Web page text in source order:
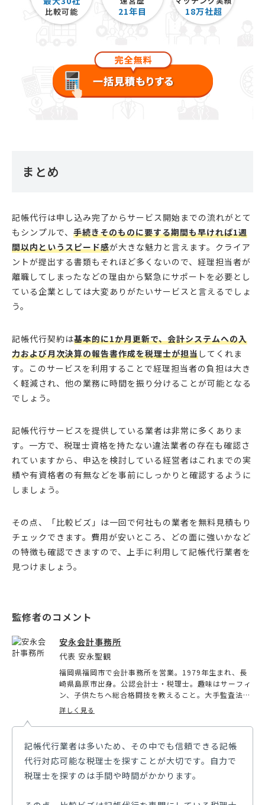
比較可能 21年目 18万社超
まとめ
記帳代行は申し込み完了からサービス開始までの流れがとて
もシンプルで、 手続きそのものに要する期間も早ければ1週
間以内というスピード感が大きな魅力と言えます。クライア
ントが提出する書類もそれほど多くないので、経理担当者が
離職してしまったなどの理由から緊急にサポートを必要とし
ている企業としては大変ありがたいサービスと言えるでしょ
う。
記帳代行契約は基本的に1か月更新で、会計システムへの入
力および月次決算の報告書作成を税理士が担当してくれま
す。このサービスを利用することで経理担当者の負担は大き
く軽減され、他の業務に時間を振り分けることが可能となる
でしょう。
記帳代行サービスを提供している業者は非常に多くありま
す。一方で、税理士資格を持たない違法業者の存在も確認さ
れていますから、申込を検討している経営者はこれまでの実
績や有資格者の有無などを事前にしっかりと確認するように
しましょう。
その点、「比較ビズ」は一回で何社もの業者を無料見積もり
チェックできます。費用が安いところ、どの面に強いかなど
の特徴も確認できますので、上手に利用して記帳代行業者を
見つけましょう。
安永会計事務所
代表 安永聖観
福岡県福岡市で会計事務所を営業。1979年生まれ、長
崎県島原市出身。公認会計士・税理士。趣味はサーフィ
ン、子供たちへ総合格闘技を教えること。大手監査法人
で上場企業の会計や金融機関の融資ノウハウを学び、大
現在はこれまで学んだノウハウを顧問先へ伝えている。
米国税理士資格を取得したこともあり、九州では数少な
い英語対応可能、国際税務にも強い税理士である。
詳しく見る
記帳代行業者は多いため、その中でも信頼できる記帳
代行対応可能な税理士を探すことが大切です。自力で
税理士を探すのは手間や時間がかかります。